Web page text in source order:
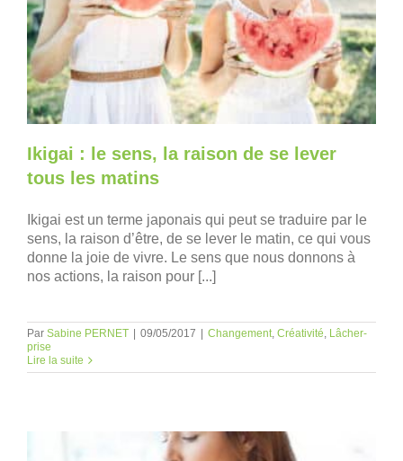
Ikigai : le sens, la raison de se lever
tous les matins
Ikigai est un terme japonais qui peut se traduire par le
sens, la raison d’être, de se lever le matin, ce qui vous
donne la joie de vivre. Le sens que nous donnons à
nos actions, la raison pour [...]
Par Sabine PERNET | 09/05/2017 | Changement Créativité Lâcher-
prise
Lire la suite